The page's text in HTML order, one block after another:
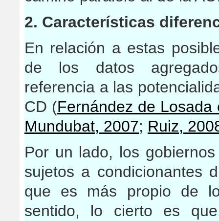
2. Características
En relación a estas
de los datos
referencia a las
CD (Fernández de Losada
Mundubat, 2007; Ruiz,
Por un lado, los
sujetos a condicionantes
que es más propio de
sentido, lo cierto es